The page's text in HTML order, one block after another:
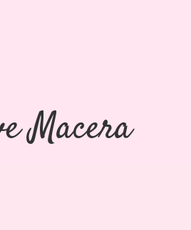
Macera